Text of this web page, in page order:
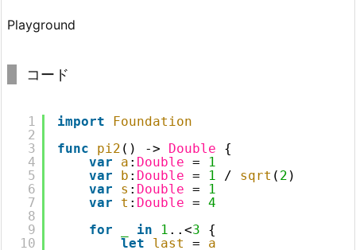
Playground
コード
1
2
3
4
5
6
7
8
9
10
import
Foundation
func
pi2 () -> Double
{
var
a : Double =
1
var
b : Double = 1 / sqrt ( 2 )
var
s : Double =
1
var
t : Double = 4
for
in 1 .. <3
{
let
last = a